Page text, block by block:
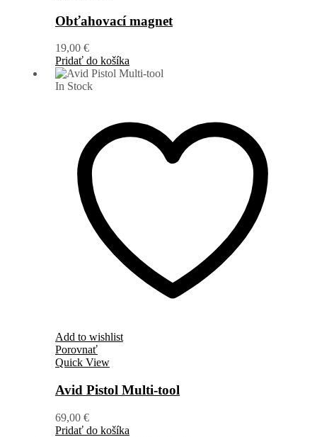
Obťahovací magnet
19,00 €
Pridať do košíka
In Stock
Add to wishlist
Porovnať
Quick View
Avid Pistol Multi-tool
69,00 €
Pridať do košíka